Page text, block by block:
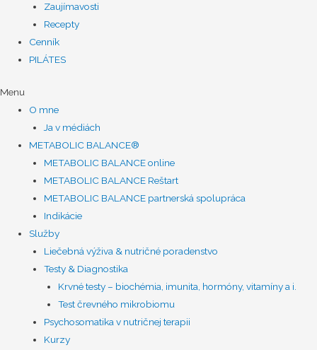
Zaujímavosti
Recepty
Cenník
PILÁTES
Menu
O mne
Ja v médiách
METABOLIC BALANCE®
METABOLIC BALANCE online
METABOLIC BALANCE Reštart
METABOLIC BALANCE partnerská spolupráca
Indikácie
Služby
Liečebná výživa & nutričné poradenstvo
Testy & Diagnostika
Krvné testy – biochémia, imunita, hormóny, vitamíny a i.
Test črevného mikrobiomu
Psychosomatika v nutričnej terapii
Kurzy